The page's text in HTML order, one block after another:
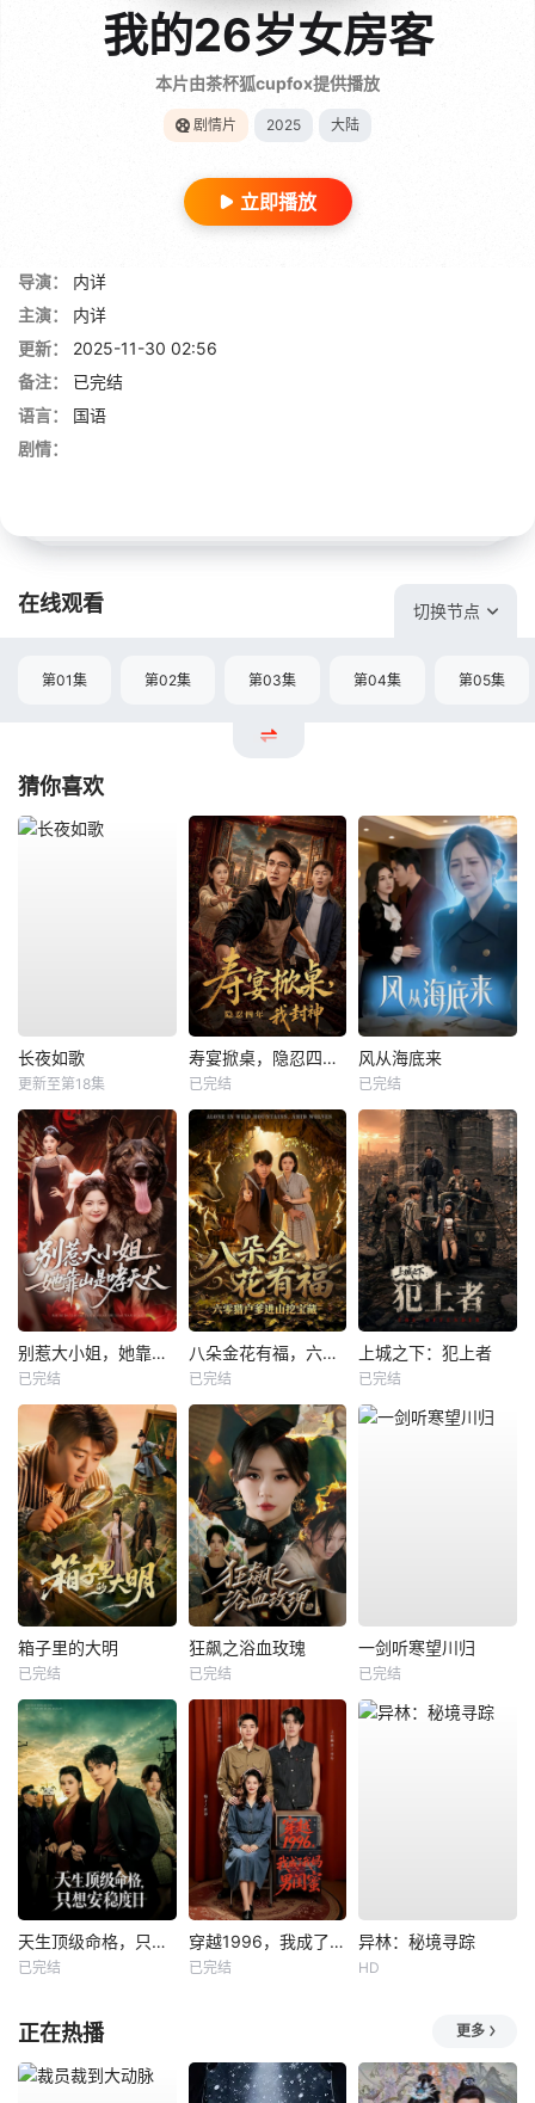
我的26岁女房客
本片由茶杯狐cupfox提供播放
剧情片 2025 大陆
立即播放
导演：
内详
主演：
内详
更新：
2025-11-30 02:56
备注：
已完结
语言：
国语
剧情：
在线观看 切换节点
第01集 第02集 第03集 第04集 第05集
猜你喜欢
长夜如歌
更新至第18集
寿宴掀桌，隐忍四年我封神
已完结
风从海底来
已完结
别惹大小姐，她靠山是哮天犬
已完结
八朵金花有福，六零猎户爹进山挖宝藏
已完结
上城之下：犯上者
已完结
箱子里的大明
已完结
狂飙之浴血玫瑰
已完结
一剑听寒望川归
已完结
天生顶级命格，只想安稳度日
已完结
穿越1996，我成了我妈男闺蜜
已完结
异林：秘境寻踪
HD
正在热播 更多